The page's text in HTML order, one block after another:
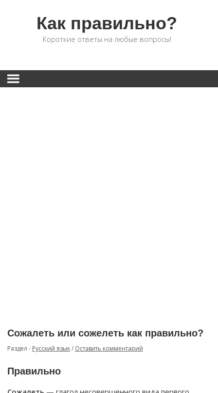
Как правильно?
Короткие ответы на любые вопросы!
Сожалеть или сожелеть как правильно?
Раздел - Русский язык/ Оставить комментарий
Правильно